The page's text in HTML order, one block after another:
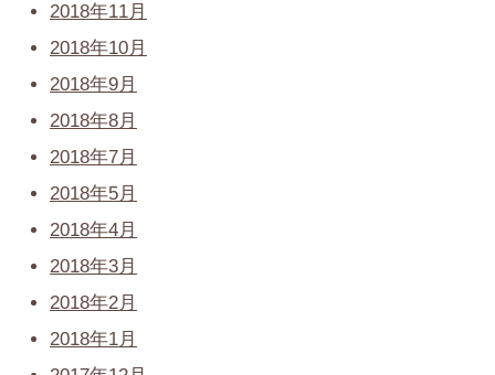
2018年11月
2018年10月
2018年9月
2018年8月
2018年7月
2018年5月
2018年4月
2018年3月
2018年2月
2018年1月